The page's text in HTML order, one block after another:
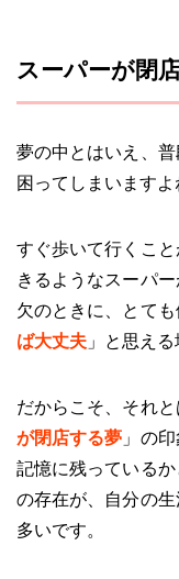
スーパーが閉
夢の中とはいえ、
困ってしまいますよ
すぐ歩いて行くこ
きるようなスーパ
欠のときに、とて
ば大丈夫 」と思え
だからこそ、それ
が閉店する夢 」の
記憶に残っている
の存在が、自分の
多いです。